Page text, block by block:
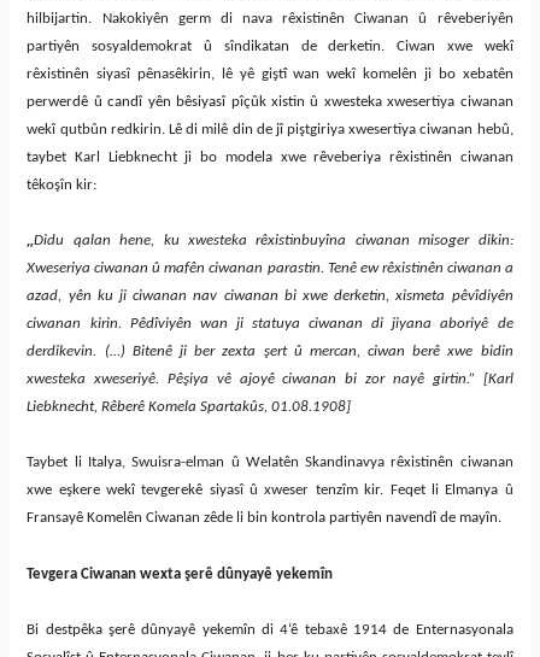
hilbijartin. Nakokiyên germ di nava rêxistinên Ciwanan û rêveberiyên
partiyên sosyaldemokrat û sîndikatan de derketin. Ciwan xwe wekî
rêxistinên siyasî pênasêkirin, lê yê giştî wan wekî komelên ji bo xebatên
perwerdê û candî yên bêsiyasî pîçûk xistin û xwesteka xwesertiya ciwanan
wekî qutbûn redkirin. Lê di milê din de jî piştgiriya xwesertiya ciwanan hebû,
taybet Karl Liebknecht ji bo modela xwe rêveberiya rêxistinên ciwanan
têkoşîn kir:
„Didu qalan hene, ku xwesteka rêxistinbuyîna ciwanan misoger dikin:
Xweseriya ciwanan û mafên ciwanan parastin. Tenê ew rêxistinên ciwanan a
azad, yên ku ji ciwanan nav ciwanan bi xwe derketin, xismeta pêvîdiyên
ciwanan kirin. Pêdîviyên wan ji statuya ciwanan di jiyana aboriyê de
derdikevin. (…) Bitenê ji ber zexta şert û mercan, ciwan berê xwe bidin
xwesteka xweseriyê. Pêşiya vê ajoyê ciwanan bi zor nayê girtin.” [Karl
Liebknecht, Rêberê Komela Spartakûs, 01.08.1908]
Taybet li Italya, Swuisra-elman û Welatên Skandinavya rêxistinên ciwanan
xwe eşkere wekî tevgerekê siyasî û xweser tenzîm kir. Feqet li Elmanya û
Fransayê Komelên Ciwanan zêde li bin kontrola partiyên navendî de mayîn.
Tevgera Ciwanan wexta şerê dûnyayê yekemîn
Bi destpêka şerê dûnyayê yekemîn di 4‘ê tebaxê 1914 de Enternasyonala